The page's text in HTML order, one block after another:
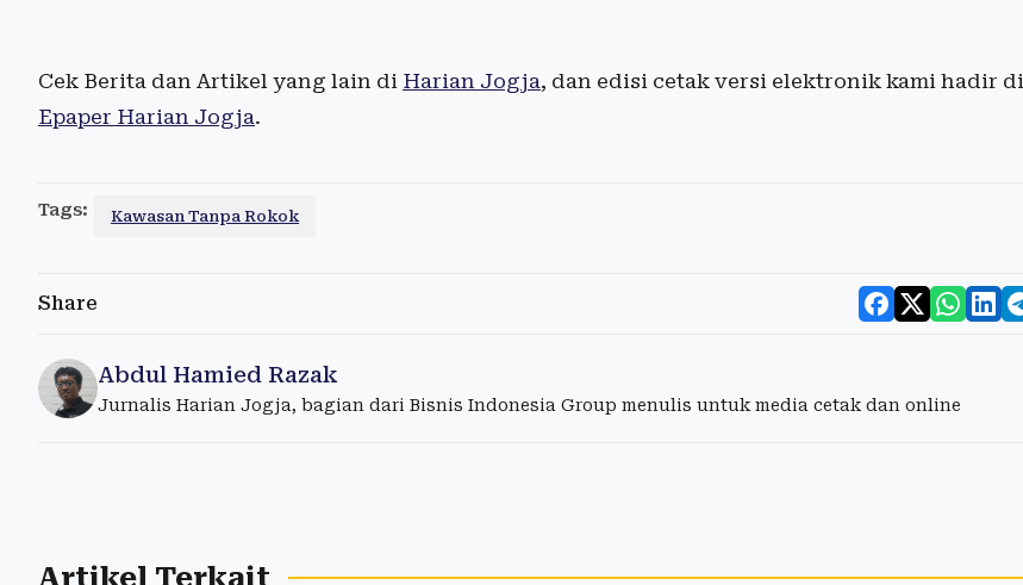
Cek Berita dan Artikel yang lain di Harian Jogja, dan edisi cetak versi elektronik kami hadir di
Epaper Harian Jogja.
Tags: Kawasan Tanpa Rokok
Share
Abdul Hamied Razak
Jurnalis Harian Jogja, bagian dari Bisnis Indonesia Group menulis untuk media cetak dan online
Artikel Terkait